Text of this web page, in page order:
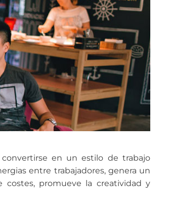
en un estilo de trabajo
entre trabajadores, genera un
promueve la creatividad y